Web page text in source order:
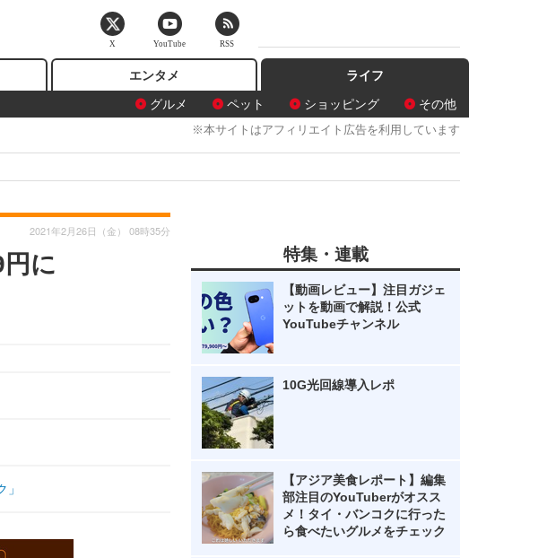
エンタメ
ライフ
グルメ
ペット ショッピング その他
※本サイトはアフィリエイト広告を利用しています
に
2021年2月26日（金） 08時35分
特集・連載
【動画レビュー】注目ガジェ
ットを動画で解説！公式
YouTubeチャンネル
10G光回線導入レポ
【アジア美食レポート】編集
部注目のYouTuberがオスス
メ！タイ・バンコクに行った
ら食べたいグルメをチェック
X YouTube RSS